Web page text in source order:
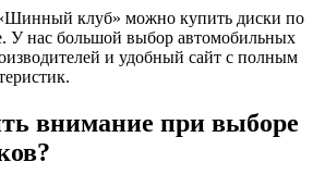
клуб» можно купить диски по
У нас большой выбор автомобильных
и удобный сайт с полным
внимание при выборе